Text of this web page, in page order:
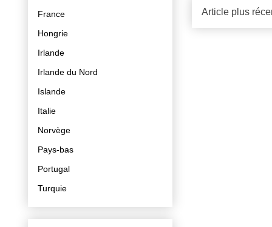
Article plus
France
Hongrie
Irlande
Irlande du Nord
Islande
Italie
Norvège
Pays-bas
Portugal
Turquie